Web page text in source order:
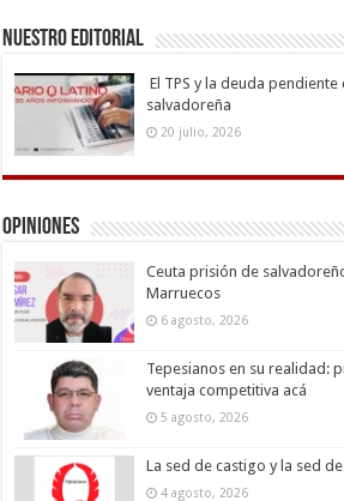
Nuestro Editorial
El TPS y la deuda
salvadoreña
20 julio, 2026
Opiniones
Ceuta prisión de
Marruecos
6 agosto, 2026
Tepesianos en su realidad:
ventaja competitiva acá
5 agosto, 2026
La sed de castigo y la sed
4 agosto, 2026